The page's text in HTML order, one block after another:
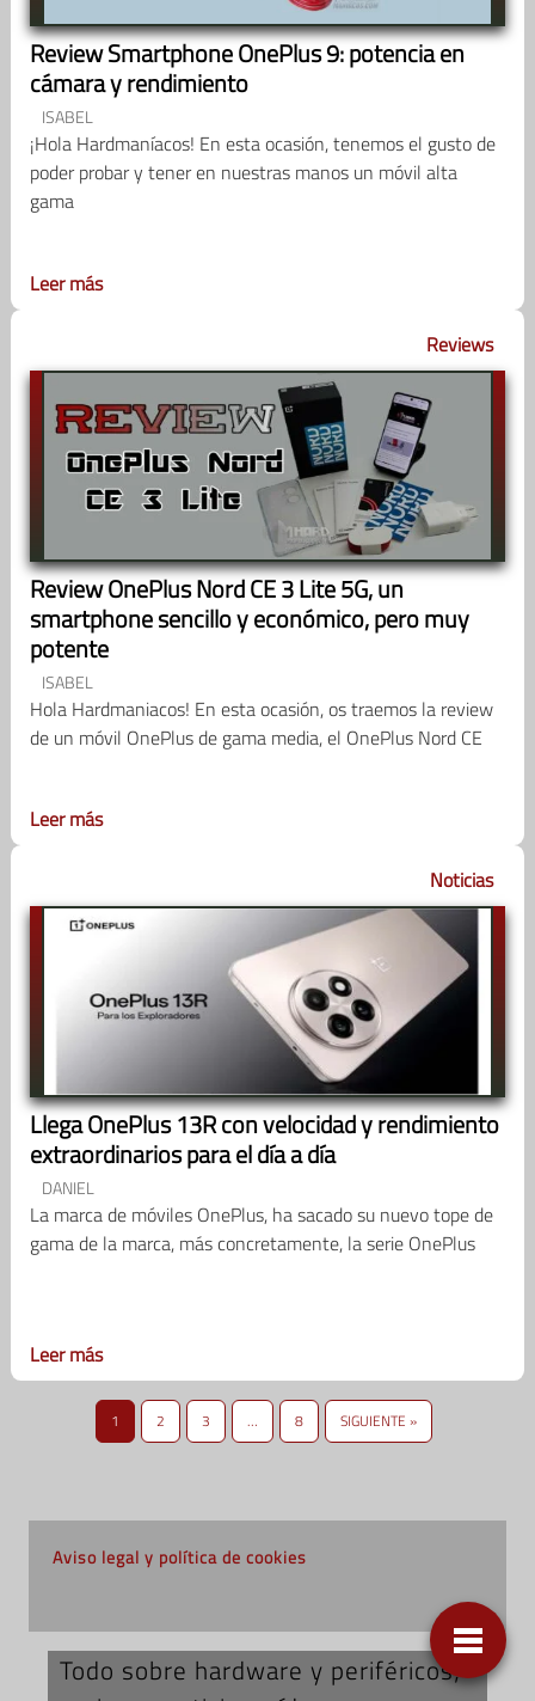
Review Smartphone OnePlus 9: potencia en
cámara y rendimiento
ISABEL
¡Hola Hardmaníacos! En esta ocasión, tenemos el gusto de
poder probar y tener en nuestras manos un móvil alta
gama
Leer más
Reviews
Review OnePlus Nord CE 3 Lite 5G, un
smartphone sencillo y económico, pero muy
potente
ISABEL
Hola Hardmaniacos! En esta ocasión, os traemos la review
de un móvil OnePlus de gama media, el OnePlus Nord CE
Leer más
Noticias
Llega OnePlus 13R con velocidad y rendimiento
extraordinarios para el día a día
DANIEL
La marca de móviles OnePlus, ha sacado su nuevo tope de
gama de la marca, más concretamente, la serie OnePlus
Leer más
1 2 3 … 8 SIGUIENTE »
Aviso legal y política de cookies
Todo sobre hardware y periféricos;